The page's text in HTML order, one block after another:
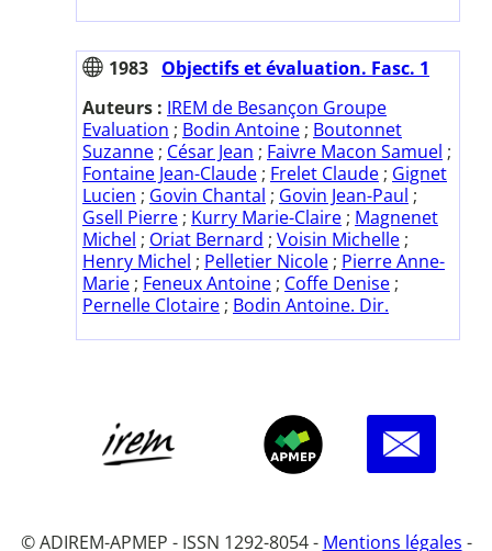
1983 Objectifs et évaluation. Fasc. 1
Auteurs : IREM de Besançon Groupe
Evaluation ; Bodin Antoine ; Boutonnet
Suzanne ; César Jean ; Faivre Macon Samuel ;
Fontaine Jean-Claude ; Frelet Claude ; Gignet
Lucien ; Govin Chantal ; Govin Jean-Paul ;
Gsell Pierre ; Kurry Marie-Claire ; Magnenet
Michel ; Oriat Bernard ; Voisin Michelle ;
Henry Michel ; Pelletier Nicole ; Pierre Anne-
Marie ; Feneux Antoine ; Coffe Denise ;
Pernelle Clotaire ; Bodin Antoine. Dir.
© ADIREM-APMEP - ISSN 1292-8054 - Mentions légales -